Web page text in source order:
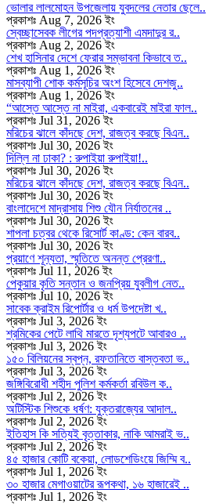
ভোলার লালমোহন উপজেলায় যুবদলের নেতার ছেলে..
প্রকাশঃ Aug 7, 2026 ইং
স্বেচ্ছাসেবক লীগের পদপ্রত্যাশী এমদাদুর র..
প্রকাশঃ Aug 2, 2026 ইং
শেখ হাসিনার দেশে ফেরার সম্ভাবনা কিভাবে ত..
প্রকাশঃ Aug 1, 2026 ইং
মাসব্যাপী শোক কর্মসূচির অংশ হিসেবে দেশজু..
প্রকাশঃ Aug 1, 2026 ইং
“আস্তে আস্তে না মাইরা, একবারেই মাইরা ফাল..
প্রকাশঃ Jul 31, 2026 ইং
মরিচের ঝালে কাঁদছে দেশ, রাজত্ব করছে বিএন..
প্রকাশঃ Jul 30, 2026 ইং
দিল্লি না ঢাকা? : রুপাইয়া রুপাইয়া!..
প্রকাশঃ Jul 30, 2026 ইং
মরিচের ঝালে কাঁদছে দেশ, রাজত্ব করছে বিএন..
প্রকাশঃ Jul 30, 2026 ইং
বাংলাদেশে মাদ্রাসায় শিশু যৌন নির্যাতনের ..
প্রকাশঃ Jul 30, 2026 ইং
শাপলা চত্বর থেকে রিসোর্ট কাণ্ড: কেন বারব..
প্রকাশঃ Jul 30, 2026 ইং
প্রয়াণে শূন্যতা, স্মৃতিতে অনন্ত প্রেরণা..
প্রকাশঃ Jul 11, 2026 ইং
পেকুয়ার কৃতি সন্তান ও জনপ্রিয় যুবলীগ নেত..
প্রকাশঃ Jul 10, 2026 ইং
সাবেক ক্রাইম রিপোর্টার ও ধর্ম উপদেষ্টা খ..
প্রকাশঃ Jul 3, 2026 ইং
শ্রমিকের পেটে লাথি মারতে দৃশ্যপটে আবারও ..
প্রকাশঃ Jul 3, 2026 ইং
১৫০ বিলিয়নের স্বপ্ন, রফতানিতে বাস্তবতা ভ..
প্রকাশঃ Jul 3, 2026 ইং
জঙ্গিবিরোধী শহীদ পুলিশ কর্মকর্তা রবিউল ক..
প্রকাশঃ Jul 2, 2026 ইং
অটিস্টিক শিশুকে ধর্ষণ: যুক্তরাজ্যের আদাল..
প্রকাশঃ Jul 2, 2026 ইং
ইতিহাস কি সত্যিই বৃত্তাকার, নাকি আমরাই ভ..
প্রকাশঃ Jul 2, 2026 ইং
৪৫ হাজার কোটি বকেয়া, লোডশেডিংয়ে জিম্মি ব..
প্রকাশঃ Jul 1, 2026 ইং
৩০ হাজার মেগাওয়াটের রূপকথা, ১৬ হাজারেই ..
প্রকাশঃ Jul 1, 2026 ইং